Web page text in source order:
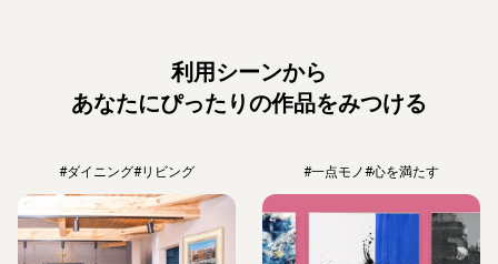
利用シーンから
あなたにぴったりの作品をみつける
#ダイニング#リビング #一点モノ#心を満たす